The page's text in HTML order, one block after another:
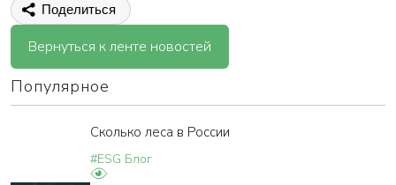
Поделиться
Вернуться к ленте новостей
Популярное
Сколько леса в России
#ESG Блог